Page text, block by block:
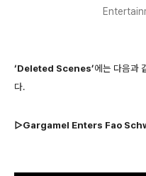
‘Deleted Scenes’에는 다음과
다.
▷Gargamel Enters Fao